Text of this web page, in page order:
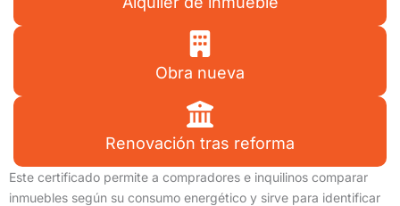
Obra nueva
Renovación tras reforma
Este certificado permite a compradores e inquilinos comparar
inmuebles según su consumo energético y sirve para identificar